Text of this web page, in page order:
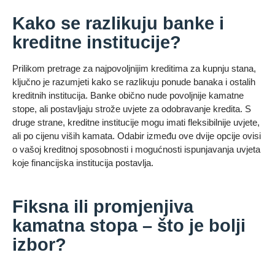
Kako se razlikuju banke i
kreditne institucije?
Prilikom pretrage za najpovoljnijim kreditima za kupnju stana,
ključno je razumjeti kako se razlikuju ponude banaka i ostalih
kreditnih institucija. Banke obično nude povoljnije kamatne
stope, ali postavljaju strože uvjete za odobravanje kredita. S
druge strane, kreditne institucije mogu imati fleksibilnije uvjete,
ali po cijenu viših kamata. Odabir između ove dvije opcije ovisi
o vašoj kreditnoj sposobnosti i mogućnosti ispunjavanja uvjeta
koje financijska institucija postavlja.
Fiksna ili promjenjiva
kamatna stopa – što je bolji
izbor?